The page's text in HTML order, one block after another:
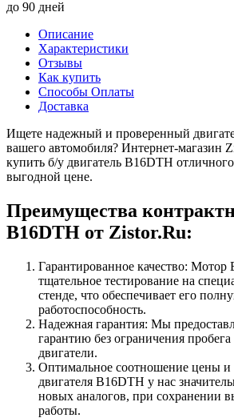
до 90 дней
Описание
Характеристики
Отзывы
Как купить
Способы Оплаты
Доставка
Ищете надежный и проверенный
вашего автомобиля? Интернет-магазин
купить б/у двигатель B16DTH
выгодной цене.
Преимущества
B16DTH от Zistor.Ru:
Гарантированное качество:
тщательное тестирование на
стенде, что обеспечивает его
работоспособность.
Надежная гарантия: Мы
гарантию без ограничения
двигатели.
Оптимальное соотношение цены и
двигателя B16DTH у нас
новых аналогов, при сохранении
работы.